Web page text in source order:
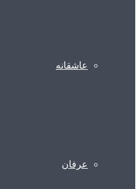
عاشقانه
عرفان